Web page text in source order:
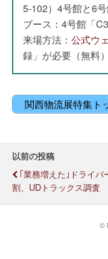
5-102）4号館と6
ブース：4号館「
来場方法： 公式ウ
録」が必要（無料）
関西物流展特集ト
以前の投稿
｢業務増えた｣ドライバ
割、UDトラックス調査
©